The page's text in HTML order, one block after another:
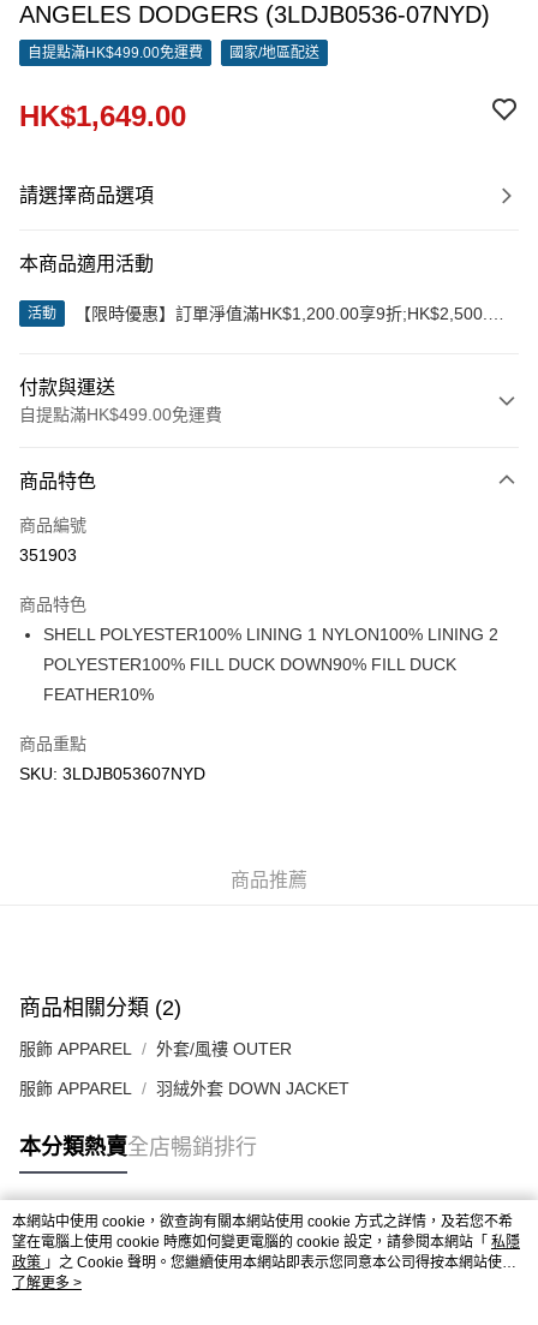
ANGELES DODGERS (3LDJB0536-07NYD)
自提點滿HK$499.00免運費 國家/地區配送
HK$1,649.00
請選擇商品選項
本商品適用活動
活動
【限時優惠】訂單淨值滿HK$1,200.00享9折;HK$2,500.00
付款與運送
自提點滿HK$499.00免運費
信用卡
Apple Pay
AlipayHK
WeChat Pay
送貨方式
付款後順豐站及營業點
每筆HK$50.00，滿HK$499.00或以上免運費
配送至澳門
商品特色
商品編號
351903
商品特色
SHELL POLYESTER100% LINING 1 NYLON100% LINING 2
POLYESTER100% FILL DUCK DOWN90% FILL DUCK
FEATHER10%
商品重點
SKU: 3LDJB053607NYD
商品推薦
商品相關分類 (2)
服飾 APPAREL 外套/風褸 OUTER
服飾 APPAREL 羽絨外套 DOWN JACKET
本分類熱賣全店暢銷排行
熱門標籤
熱銷排行
本網站中使用 cookie，欲查詢有關本網站使用 cookie 方式之詳情，及若您不希
望在電腦上使用 cookie 時應如何變更電腦的 cookie 設定，請參閱本網站「 私隱
政策 」之 Cookie 聲明。您繼續使用本網站即表示您同意本公司得按本網站使用
條款之 Cookie 聲明使用 cookie。
了解更多 >